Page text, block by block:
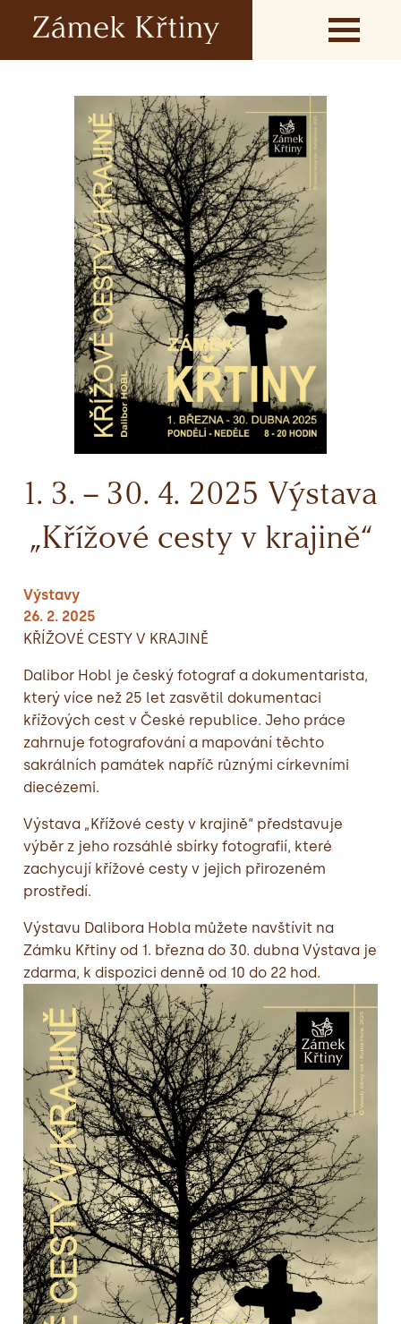
1. 3. – 30. 4. 2025 Výstava
„Křížové cesty v krajině“
Výstavy
26. 2. 2025
KŘÍŽOVÉ CESTY V KRAJINĚ
Dalibor Hobl je český fotograf a dokumentarista,
který více než 25 let zasvětil dokumentaci
křížových cest v České republice. Jeho práce
zahrnuje fotografování a mapování těchto
sakrálních památek napříč různými církevními
diecézemi.
Výstava „Křížové cesty v krajině“ představuje
výběr z jeho rozsáhlé sbírky fotografií, které
zachycují křížové cesty v jejich přirozeném
prostředí.
Výstavu Dalibora Hobla můžete navštívit na
Zámku Křtiny od 1. března do 30. dubna Výstava je
zdarma, k dispozici denně od 10 do 22 hod.